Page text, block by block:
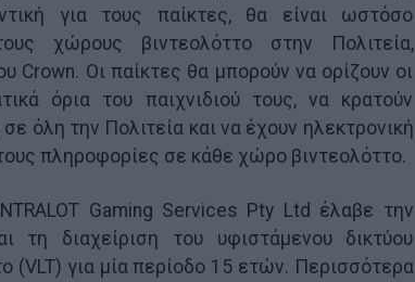
για τους παίκτες, θα είναι ωστόσο
χώρους βιντεολόττο στην Πολιτεία,
Crown. Oι παίκτες θα μπορούν να ορίζουν οι
όρια του παιχνιδιού τους, να κρατούν
σε όλη την Πολιτεία και να έχουν ηλεκτρονική
πληροφορίες σε κάθε χώρο βιντεολόττο.
Gaming Services Pty Ltd έλαβε την
τη διαχείριση του υφιστάμενου δικτύου
(VLT) για μία περίοδο 15 ετών. Περισσότερα